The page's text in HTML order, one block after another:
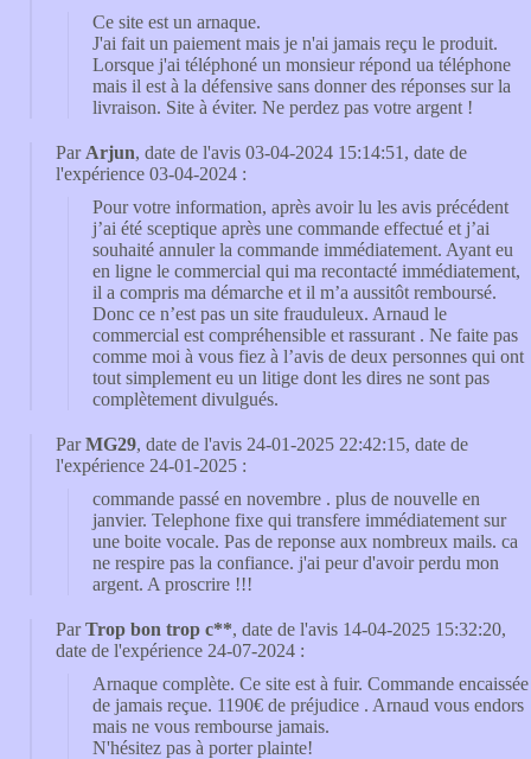
Ce site est un arnaque.
J'ai fait un paiement mais je n'ai jamais reçu le produit.
Lorsque j'ai téléphoné un monsieur répond ua téléphone
mais il est à la défensive sans donner des réponses sur la
livraison. Site à éviter. Ne perdez pas votre argent !
Par Arjun, date de l'avis 03-04-2024 15:14:51, date de
l'expérience 03-04-2024 :
Pour votre information, après avoir lu les avis précédent
j’ai été sceptique après une commande effectué et j’ai
souhaité annuler la commande immédiatement. Ayant eu
en ligne le commercial qui ma recontacté immédiatement,
il a compris ma démarche et il m’a aussitôt remboursé.
Donc ce n’est pas un site frauduleux. Arnaud le
commercial est compréhensible et rassurant . Ne faite pas
comme moi à vous fiez à l’avis de deux personnes qui ont
tout simplement eu un litige dont les dires ne sont pas
complètement divulgués.
ParMG29, date de l'avis 24-01-2025 22:42:15, date de
l'expérience 24-01-2025 :
commande passé en novembre . plus de nouvelle en
janvier. Telephone fixe qui transfere immédiatement sur
une boite vocale. Pas de reponse aux nombreux mails. ca
ne respire pas la confiance. j'ai peur d'avoir perdu mon
argent. A proscrire !!!
ParTrop bon trop c**, date de l'avis 14-04-2025 15:32:20,
date de l'expérience 24-07-2024 :
Arnaque complète. Ce site est à fuir. Commande encaissée
de jamais reçue. 1190€ de préjudice . Arnaud vous endors
mais ne vous rembourse jamais.
N'hésitez pas à porter plainte!